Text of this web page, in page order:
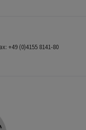
+49 (0)4155 8141-80